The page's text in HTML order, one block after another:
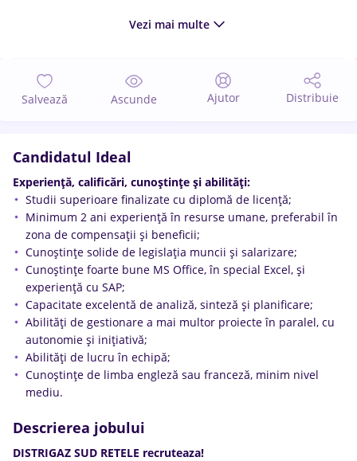
Vezi mai multe
Salvează Ascunde Ajutor Distribuie
Candidatul Ideal
Experiență, calificări, cunoștințe și abilități:
Studii superioare finalizate cu diplomă de licență;
Minimum 2 ani experiență în resurse umane, preferabil în
zona de compensații și beneficii;
Cunoștințe solide de legislația muncii și salarizare;
Cunoștințe foarte bune MS Office, în special Excel, și
experiență cu SAP;
Capacitate excelentă de analiză, sinteză și planificare;
Abilități de gestionare a mai multor proiecte în paralel, cu
autonomie și inițiativă;
Abilități de lucru în echipă;
Cunoștințe de limba engleză sau franceză, minim nivel
mediu.
Descrierea jobului
DISTRIGAZ SUD RETELE recruteaza!